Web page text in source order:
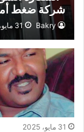
شركة ضغط
Bakry 31 مايو، 2025
31 مايو، 2025